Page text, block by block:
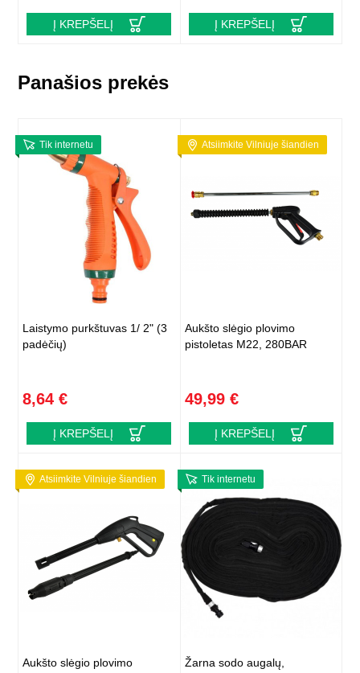
Į KREPŠELĮ Į KREPŠELĮ
Panašios prekės
Tik internetu
Laistymo purkštuvas 1/ 2" (3
padėčių)
8,64 €
Į KREPŠELĮ
Atsiimkite Vilniuje šiandien
Aukšto slėgio plovimo
pistoletas M22, 280BAR
49,99 €
Į KREPŠELĮ
Atsiimkite Vilniuje šiandien
Aukšto slėgio plovimo
Tik internetu
Žarna sodo augalų,